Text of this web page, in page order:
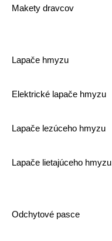
Makety dravcov
Lapače hmyzu
Elektrické lapače hmyzu
Lapače lezúceho hmyzu
Lapače lietajúceho hmyzu
Odchytové pasce